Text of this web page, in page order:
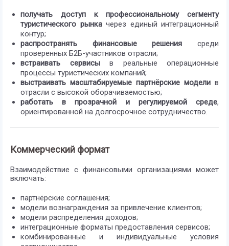
получать доступ к профессиональному сегменту
туристического рынкачерез единый интеграционный
контур;
распространять финансовые решения среди
проверенных Б2Б-участников отрасли;
встраивать сервисыв реальные операционные
процессы туристических компаний;
выстраивать масштабируемые партнёрские модели в
отрасли с высокой оборачиваемостью;
работать в прозрачной и регулируемой среде,
ориентированной на долгосрочное сотрудничество.
Коммерческий формат
Взаимодействие с финансовыми организациями может
включать:
партнёрские соглашения;
модели вознаграждения за привлечение клиентов;
модели распределения доходов;
интеграционные форматы предоставления сервисов;
комбинированные и индивидуальные условия